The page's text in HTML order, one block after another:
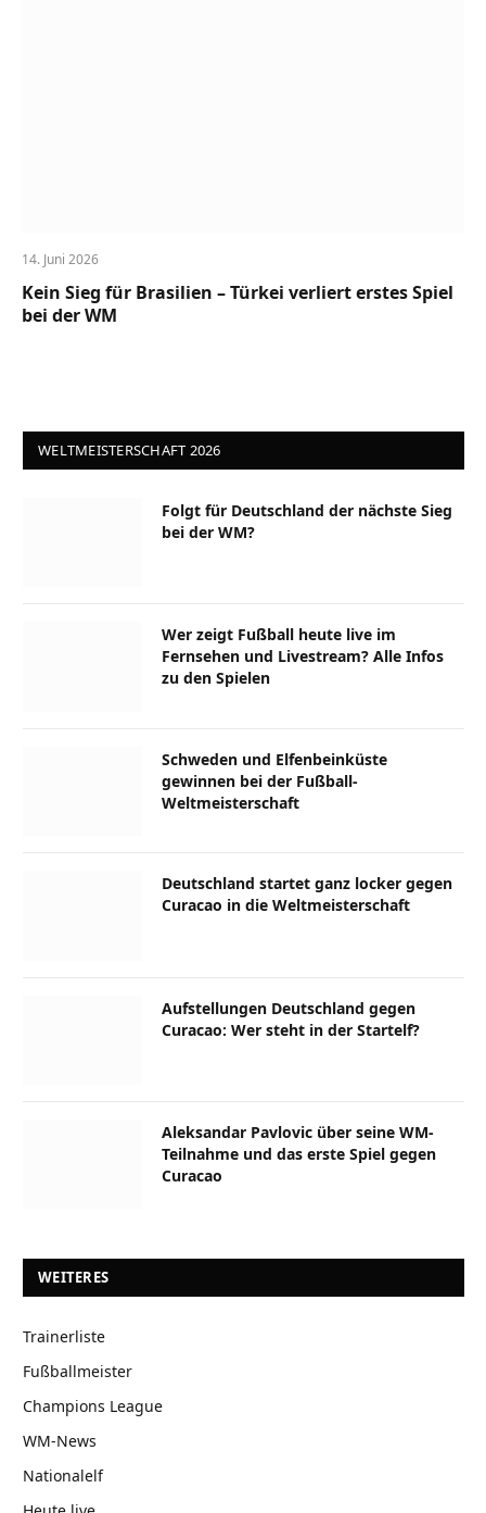
14. Juni 2026
Kein Sieg für Brasilien – Türkei verliert erstes Spiel
bei der WM
WELTMEISTERSCHAFT 2026
Folgt für Deutschland der nächste Sieg
bei der WM?
Wer zeigt Fußball heute live im
Fernsehen und Livestream? Alle Infos
zu den Spielen
Schweden und Elfenbeinküste
gewinnen bei der Fußball-
Weltmeisterschaft
Deutschland startet ganz locker gegen
Curacao in die Weltmeisterschaft
Aufstellungen Deutschland gegen
Curacao: Wer steht in der Startelf?
Aleksandar Pavlovic über seine WM-
Teilnahme und das erste Spiel gegen
Curacao
WEITERES
Trainerliste
Fußballmeister
Champions League
WM-News
Nationalelf